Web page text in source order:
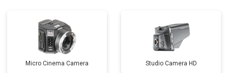
Micro Cinema Camera Studio Camera HD